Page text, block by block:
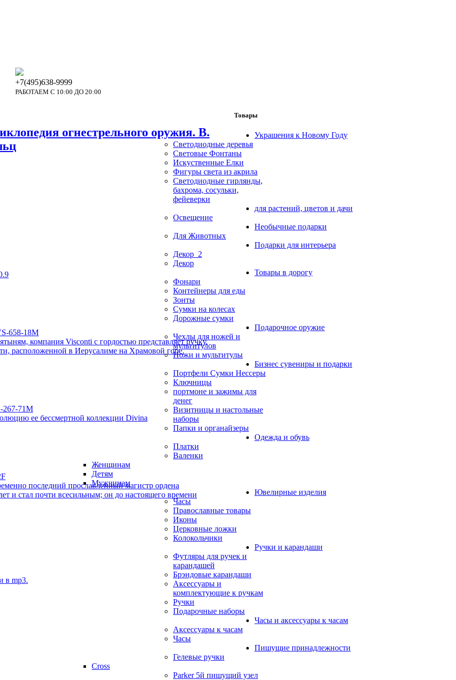
+7(495)638-9999
РАБОТАЕМ С 10:00 ДО 20:00
огнестрельного оружия. В.
компания Visconti с гордостью представляет ручку,
расположенной в Иерусалиме на Храмовой горе.
ее бессмертной коллекции Divina
последний прославленный магистр ордена
и стал почти всесильным; он до настоящего времени
в mp3.
Товары
Украшения к Новому Году
Светодиодные деревья
Световые Фонтаны
Искуственные Елки
Фигуры света из акрила
Светодиодные гирлянды,
бахрома, сосульки,
фейеверки
для растений, цветов и дачи
Освещение
Необычные подарки
Для Животных
Подарки для интерьера
Декор_2
Декор
Товары в дорогу
Фонари
Контейнеры для еды
Зонты
Сумки на колесах
Дорожные сумки
Подарочное оружие
Чехлы для ножей и
мультитулов
Ножи и мультитулы
Бизнес сувениры и подарки
Портфели Сумки Нессеры
Ключницы
портмоне и зажимы для
денег
Визитницы и настольные
наборы
Папки и органайзеры
Одежда и обувь
Платки
Валенки
Женщинам
Детям
Мужчинам
Ювелирные изделия
Часы
Православные товары
Иконы
Церковные ложки
Колокольчики
Ручки и карандаши
Футляры для ручек и
карандашей
Брэндовые карандаши
Аксессуары и
комплектующие к ручкам
Ручки
Подарочные наборы
Часы и аксессуары к часам
Аксессуары к часам
Часы
Пишущие принадлежности
Гелевые ручки
Cross
Parker 5й пишущий узел